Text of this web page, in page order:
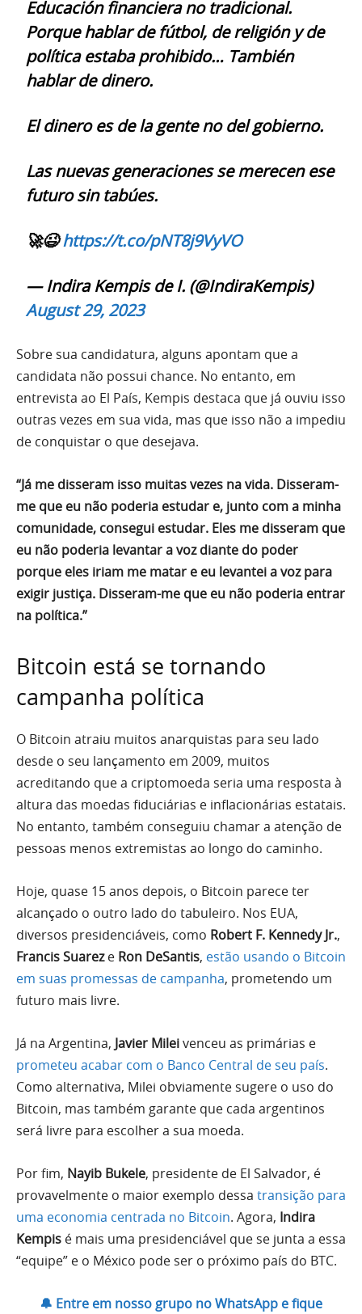
Educación financiera no tradicional.
Porque hablar de fútbol, de religión y de
política estaba prohibido… También
hablar de dinero.
El dinero es de la gente no del gobierno.
Las nuevas generaciones se merecen ese
futuro sin tabúes.
🚀😉https://t.co/pNT8j9VyVO
— Indira Kempis de I. (@IndiraKempis)
August 29, 2023
Sobre sua candidatura, alguns apontam que a
candidata não possui chance. No entanto, em
entrevista ao El País, Kempis destaca que já ouviu isso
outras vezes em sua vida, mas que isso não a impediu
de conquistar o que desejava.
“Já me disseram isso muitas vezes na vida. Disseram-
me que eu não poderia estudar e, junto com a minha
comunidade, consegui estudar. Eles me disseram que
eu não poderia levantar a voz diante do poder
porque eles iriam me matar e eu levantei a voz para
exigir justiça. Disseram-me que eu não poderia entrar
na política.”
Bitcoin está se tornando
campanha política
O Bitcoin atraiu muitos anarquistas para seu lado
desde o seu lançamento em 2009, muitos
acreditando que a criptomoeda seria uma resposta à
altura das moedas fiduciárias e inflacionárias estatais.
No entanto, também conseguiu chamar a atenção de
pessoas menos extremistas ao longo do caminho.
Hoje, quase 15 anos depois, o Bitcoin parece ter
alcançado o outro lado do tabuleiro. Nos EUA,
diversos presidenciáveis, como Robert F. Kennedy Jr.,
Francis Suareze Ron DeSantis, estão usando o Bitcoin
em suas promessas de campanha, prometendo um
futuro mais livre.
Já na Argentina, Javier Mileivenceu as primárias e
prometeu acabar com o Banco Central de seu país.
Como alternativa, Milei obviamente sugere o uso do
Bitcoin, mas também garante que cada argentinos
será livre para escolher a sua moeda.
Por fim, Nayib Bukele, presidente de El Salvador, é
provavelmente o maior exemplo dessa transição para
uma economia centrada no Bitcoin. Agora, Indira
Kempis é mais uma presidenciável que se junta a essa
“equipe” e o México pode ser o próximo país do BTC.
🔔 Entre em nosso grupo no WhatsApp e fique